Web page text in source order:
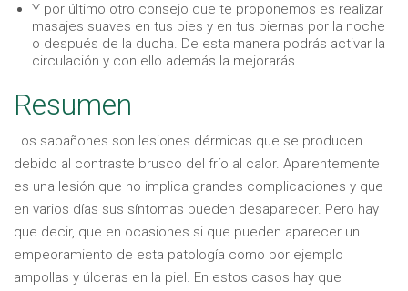
Y por último otro consejo que te proponemos es realizar
masajes suaves en tus pies y en tus piernas por la noche
o después de la ducha. De esta manera podrás activar la
circulación y con ello además la mejorarás.
Resumen
Los sabañones son lesiones dérmicas que se producen
debido al contraste brusco del frío al calor. Aparentemente
es una lesión que no implica grandes complicaciones y que
en varios días sus síntomas pueden desaparecer. Pero hay
que decir, que en ocasiones si que pueden aparecer un
empeoramiento de esta patología como por ejemplo
ampollas y úlceras en la piel. En estos casos hay que